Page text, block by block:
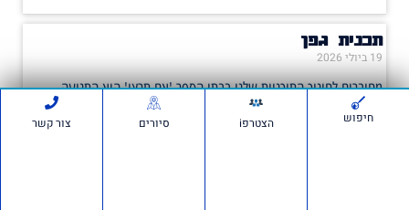
תכנית גפן
19 ביולי 2026
מחוברים לחינוך התוכניות שלנו בבתי הספר 'אם תרצו' היא התנועה
הציונית הגדולה בישראל, הפועלת לחיזוק ולקידום ערכי הציונות בחברה
חיפוש הצטרפi סיורים צור קשר